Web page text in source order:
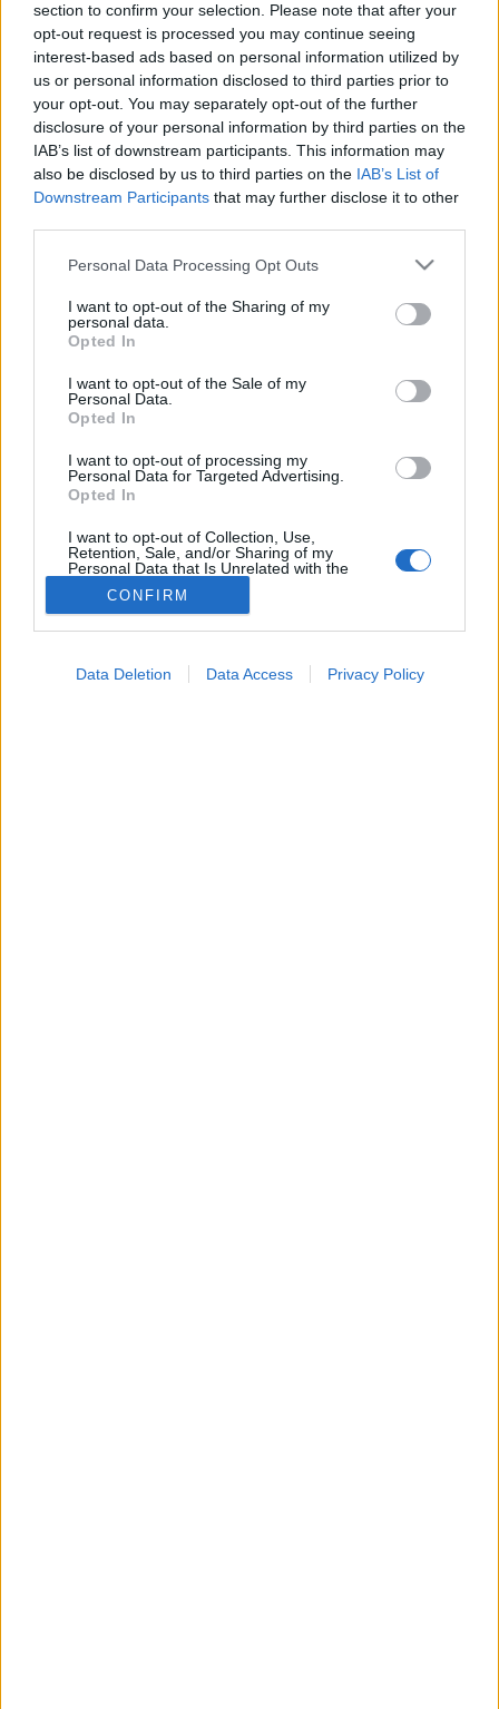
section to confirm your selection. Please note that after your
opt-out request is processed you may continue seeing
interest-based ads based on personal information utilized by
us or personal information disclosed to third parties prior to
your opt-out. You may separately opt-out of the further
disclosure of your personal information by third parties on the
IAB’s list of downstream participants. This information may
also be disclosed by us to third parties on the IAB’s List of
Downstream Participants that may further disclose it to other
Please note that this website/app uses one or more Google
not limited to your visit or usage behaviour. You may click to
grant or deny consent to Google and its third-party tags to
use your data for below specified purposes in below Google
consent section.
Personal Data Processing Opt Outs
I want to opt-out of the Sharing of my
personal data.
Opted In
I want to opt-out of the Sale of my
Personal Data.
Opted In
I want to opt-out of processing my
Personal Data for Targeted Advertising.
Opted In
I want to opt-out of Collection, Use,
Retention, Sale, and/or Sharing of my
Personal Data that Is Unrelated with the
Purposes for which it was collected.
Opted Out
CONFIRM
Data Deletion Data Access Privacy Policy
#allergia #influenza#cukorbetegség
#orvosmeteorológia#vérnyomás #stroke#rákbetegség
#pajzsmirigy#reflux#ekcéma#herpesz
Regisztráció
Tavasz
Tavasz